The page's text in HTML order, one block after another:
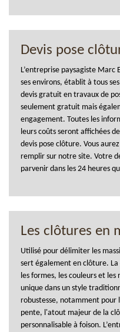
Devis pose
L’entreprise paysagiste Marc
ses environs, établit à tous
devis gratuit en travaux de
seulement gratuit mais
engagement. Toutes les
leurs coûts seront affichées
devis pose clôture. Vous
remplir sur notre site. Votre
parvenir dans les 24 heures
Les clôtures en
Utilisé pour délimiter les
sert également en clôture.
les formes, les couleurs et
unique dans un style
robustesse, notamment
pente, l'atout majeur de la
personnalisable à foison.